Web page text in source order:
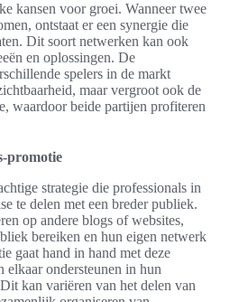
kansen voor groei. Wanneer twee
ontstaat er een synergie die
Dit soort netwerken kan ook
en oplossingen. De
spelers in de markt
maar vergroot ook de
waardoor beide partijen profiteren
promotie
strategie die professionals in
te delen met een breder publiek.
op andere blogs of websites,
bereiken en hun eigen netwerk
gaat hand in hand met deze
elkaar ondersteunen in hun
kan variëren van het delen van